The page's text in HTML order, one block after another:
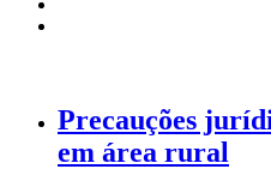
Precauções
em área rural